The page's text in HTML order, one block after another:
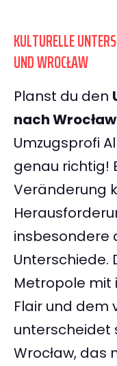
KULTURELLE
UND WROCŁAW
Planst du den
nach Wrocław
Umzugsprofi
genau richtig!
Veränderung
insbesondere
Unterschiede.
Metropole mit
Flair und dem
unterscheidet
Wrocław, das